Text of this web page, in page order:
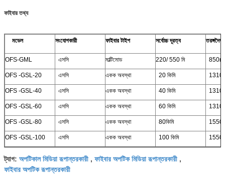
ফাইবার তথ্য
মডেল সংযোগকারী ফাইবার টাইপ সর্বোচ্চ দূরত্ব তরঙ্গদৈর্ঘ্য
OFS-GML এসসি মাল্টিমোড 220/ 550 মি
OFS -GSL-20 এসসি একক অবস্থা 20 কিমি
OFS -GSL-40 এসসি একক অবস্থা 40 কিমি
OFS -GSL-60 এসসি একক অবস্থা 60 কিমি
OFS -GSL-80 এসসি একক অবস্থা 80কিমি
OFS -GSL-100 এসসি একক অবস্থা 100 কিমি
ট্যাগ: অপটিকাল মিডিয়া রূপান্তরকারী , ফাইবার অপটিক মিডিয়া রূপান্তরকারী ,
ফাইবার অপটিক রূপান্তরকারী